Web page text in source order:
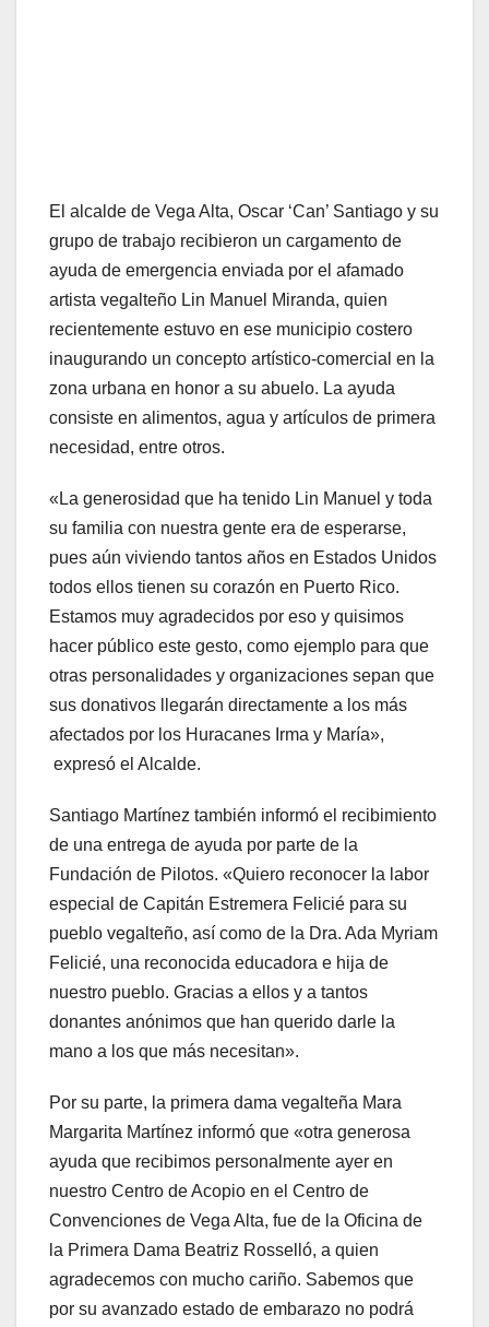
El alcalde de Vega Alta, Oscar ‘Can’ Santiago y su
grupo de trabajo recibieron un cargamento de
ayuda de emergencia enviada por el afamado
artista vegalteño Lin Manuel Miranda, quien
recientemente estuvo en ese municipio costero
inaugurando un concepto artístico-comercial en la
zona urbana en honor a su abuelo. La ayuda
consiste en alimentos, agua y artículos de primera
necesidad, entre otros.
«La generosidad que ha tenido Lin Manuel y toda
su familia con nuestra gente era de esperarse,
pues aún viviendo tantos años en Estados Unidos
todos ellos tienen su corazón en Puerto Rico.
Estamos muy agradecidos por eso y quisimos
hacer público este gesto, como ejemplo para que
otras personalidades y organizaciones sepan que
sus donativos llegarán directamente a los más
afectados por los Huracanes Irma y María»,
expresó el Alcalde.
Santiago Martínez también informó el recibimiento
de una entrega de ayuda por parte de la
Fundación de Pilotos. «Quiero reconocer la labor
especial de Capitán Estremera Felicié para su
pueblo vegalteño, así como de la Dra. Ada Myriam
Felicié, una reconocida educadora e hija de
nuestro pueblo. Gracias a ellos y a tantos
donantes anónimos que han querido darle la
mano a los que más necesitan».
Por su parte, la primera dama vegalteña Mara
Margarita Martínez informó que «otra generosa
ayuda que recibimos personalmente ayer en
nuestro Centro de Acopio en el Centro de
Convenciones de Vega Alta, fue de la Oficina de
la Primera Dama Beatriz Rosselló, a quien
agradecemos con mucho cariño. Sabemos que
por su avanzado estado de embarazo no podrá